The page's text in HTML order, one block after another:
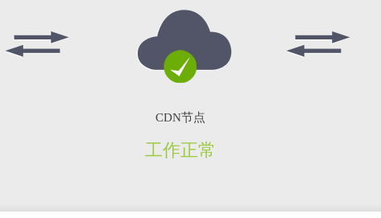
CDN节点
工作正常